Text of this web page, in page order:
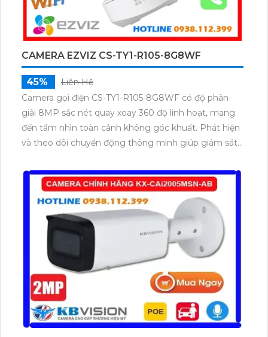
CAMERA EZVIZ CS-TY1-R105-8G8WF
45%
Liên Hệ
Camera gọi điện CS-TY1-R105-8G8WF có độ phân
giải 8MP sắc nét quay xoay 360 độ linh hoạt, mang
đến tầm nhìn toàn cảnh không góc khuất. Phát hiện
và theo dõi chuyển động thông minh giúp giám sát
giao tiếp dễ dàng từ xa. Hỗ trợ thẻ nhớ lên đến 512GB
cùng tầm nhìn hồng ngoại 10m quan sát rõ nét cả
ngày lẫn đêm.